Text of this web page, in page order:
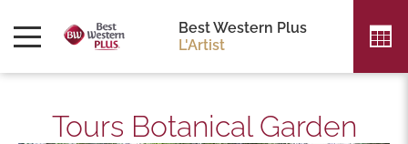
Best Western Plus
L'Artist
Tours Botanical Garden